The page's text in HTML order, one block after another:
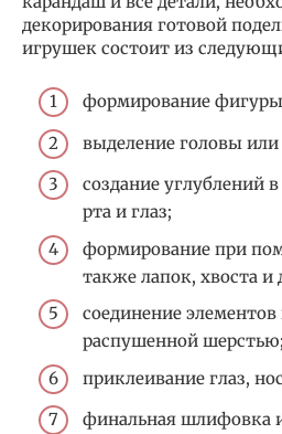
декорирования готовой
игрушек состоит из
формирование
выделение головы
создание углублений
рта и глаз;
формирование при
также лапок, хвоста и
соединение
распушенной шерстью;
приклеивание глаз,
финальная шлифовка